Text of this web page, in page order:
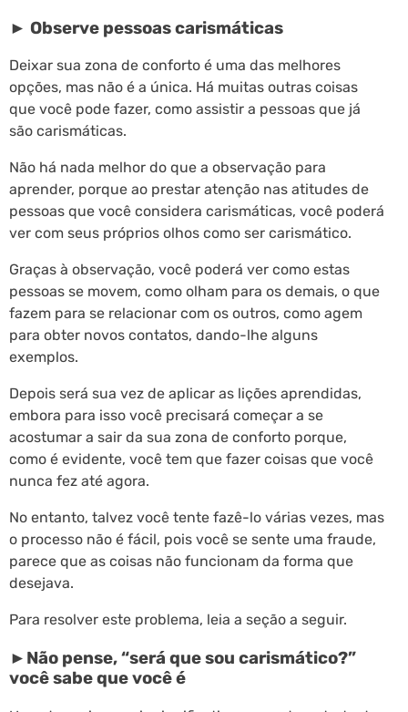
► Observe pessoas carismáticas
Deixar sua zona de conforto é uma das melhores
opções, mas não é a única. Há muitas outras coisas
que você pode fazer, como assistir a pessoas que já
são carismáticas.
Não há nada melhor do que a observação para
aprender, porque ao prestar atenção nas atitudes de
pessoas que você considera carismáticas, você poderá
ver com seus próprios olhos como ser carismático.
Graças à observação, você poderá ver como estas
pessoas se movem, como olham para os demais, o que
fazem para se relacionar com os outros, como agem
para obter novos contatos, dando-lhe alguns
exemplos.
Depois será sua vez de aplicar as lições aprendidas,
embora para isso você precisará começar a se
acostumar a sair da sua zona de conforto porque,
como é evidente, você tem que fazer coisas que você
nunca fez até agora.
No entanto, talvez você tente fazê-lo várias vezes, mas
o processo não é fácil, pois você se sente uma fraude,
parece que as coisas não funcionam da forma que
desejava.
Para resolver este problema, leia a seção a seguir.
►Não pense, “será que sou carismático?”
você sabe que você é